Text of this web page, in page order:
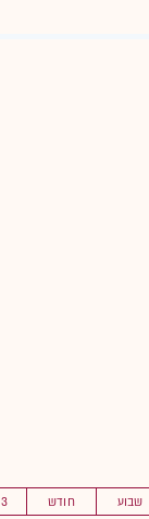
שבוע חודש 3 חוד'